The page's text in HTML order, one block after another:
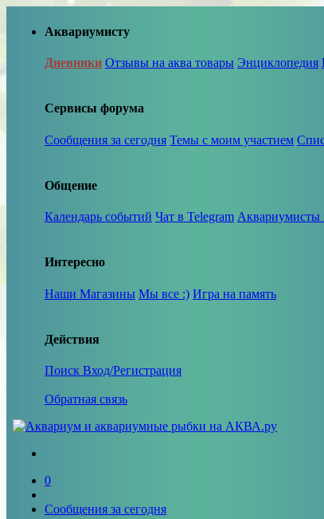
Аквариумисту
Дневники Отзывы на аква товары Энциклопедия
Сервисы форума
Сообщения за сегодня Темы с моим участием
Общение
Календарь событий Чат в Telegram Аквариумисты
Интересно
Наши Магазины Мы все :) Игра на память
Действия
Поиск Вход/Регистрация
Обратная связь
0
Сообщения за сегодня